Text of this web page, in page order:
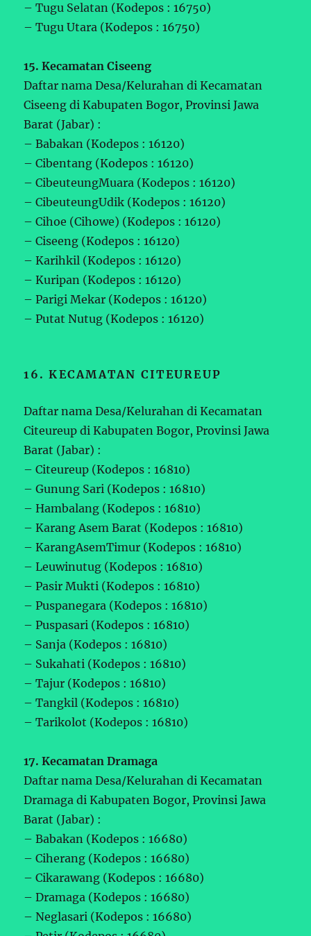
– Tugu Selatan (Kodepos : 16750)
– Tugu Utara (Kodepos : 16750)
15. Kecamatan Ciseeng
Daftar nama Desa/Kelurahan di Kecamatan
Ciseeng di Kabupaten Bogor, Provinsi Jawa
Barat (Jabar) :
– Babakan (Kodepos : 16120)
– Cibentang (Kodepos : 16120)
– CibeuteungMuara (Kodepos : 16120)
– CibeuteungUdik (Kodepos : 16120)
– Cihoe (Cihowe) (Kodepos : 16120)
– Ciseeng (Kodepos : 16120)
– Karihkil (Kodepos : 16120)
– Kuripan (Kodepos : 16120)
– Parigi Mekar (Kodepos : 16120)
– Putat Nutug (Kodepos : 16120)
16. KECAMATAN CITEUREUP
Daftar nama Desa/Kelurahan di Kecamatan
Citeureup di Kabupaten Bogor, Provinsi Jawa
Barat (Jabar) :
– Citeureup (Kodepos : 16810)
– Gunung Sari (Kodepos : 16810)
– Hambalang (Kodepos : 16810)
– Karang Asem Barat (Kodepos : 16810)
– KarangAsemTimur (Kodepos : 16810)
– Leuwinutug (Kodepos : 16810)
– Pasir Mukti (Kodepos : 16810)
– Puspanegara (Kodepos : 16810)
– Puspasari (Kodepos : 16810)
– Sanja (Kodepos : 16810)
– Sukahati (Kodepos : 16810)
– Tajur (Kodepos : 16810)
– Tangkil (Kodepos : 16810)
– Tarikolot (Kodepos : 16810)
17. Kecamatan Dramaga
Daftar nama Desa/Kelurahan di Kecamatan
Dramaga di Kabupaten Bogor, Provinsi Jawa
Barat (Jabar) :
– Babakan (Kodepos : 16680)
– Ciherang (Kodepos : 16680)
– Cikarawang (Kodepos : 16680)
– Dramaga (Kodepos : 16680)
– Neglasari (Kodepos : 16680)